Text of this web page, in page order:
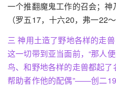
一个推翻魔鬼工作的召会；神
（罗五17，十六20，弗一22～
三 神用土造了野地各样的走
这一切带到亚当面前，“那人
鸟、和野地各样的走兽都起
帮助者作他的配偶”——创二19